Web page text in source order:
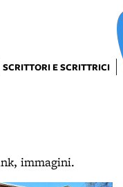
SCRITTORI E SCRITTRICI
immagini.